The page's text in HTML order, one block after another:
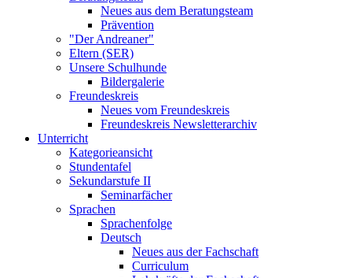
Neues aus dem Beratungsteam
Prävention
"Der Andreaner"
Eltern (SER)
Unsere Schulhunde
Bildergalerie
Freundeskreis
Neues vom Freundeskreis
Freundeskreis Newsletterarchiv
Unterricht
Kategorieansicht
Stundentafel
Sekundarstufe II
Seminarfächer
Sprachen
Sprachenfolge
Deutsch
Neues aus der Fachschaft
Curriculum